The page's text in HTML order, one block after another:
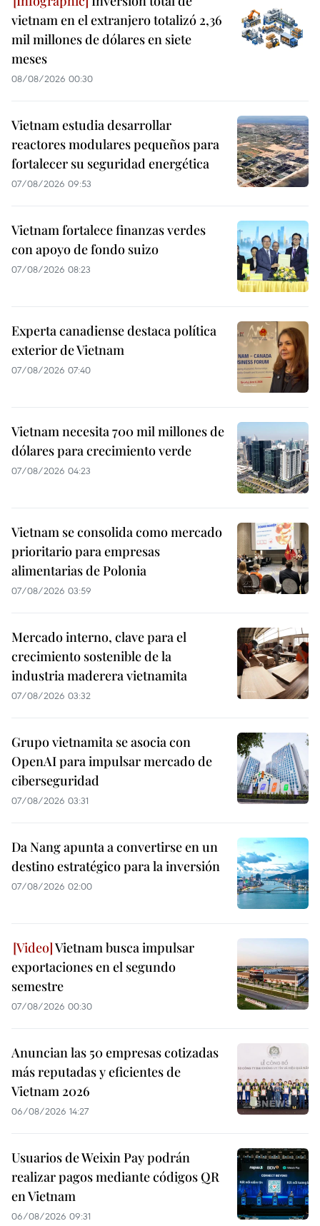
vietnam en el extranjero totalizó 2,36
mil millones de dólares en siete
meses
08/08/2026 00:30
Vietnam estudia desarrollar
reactores modulares pequeños para
fortalecer su seguridad energética
07/08/2026 09:53
Vietnam fortalece finanzas verdes
con apoyo de fondo suizo
07/08/2026 08:23
Experta canadiense destaca política
exterior de Vietnam
07/08/2026 07:40
Vietnam necesita 700 mil millones de
dólares para crecimiento verde
07/08/2026 04:23
Vietnam se consolida como mercado
prioritario para empresas
alimentarias de Polonia
07/08/2026 03:59
Mercado interno, clave para el
crecimiento sostenible de la
industria maderera vietnamita
07/08/2026 03:32
Grupo vietnamita se asocia con
OpenAI para impulsar mercado de
ciberseguridad
07/08/2026 03:31
Da Nang apunta a convertirse en un
destino estratégico para la inversión
07/08/2026 02:00
Vietnam busca impulsar
exportaciones en el segundo
semestre
07/08/2026 00:30
Anuncian las 50 empresas cotizadas
más reputadas y eficientes de
Vietnam 2026
06/08/2026 14:27
Usuarios de Weixin Pay podrán
realizar pagos mediante códigos QR
en Vietnam
06/08/2026 09:31